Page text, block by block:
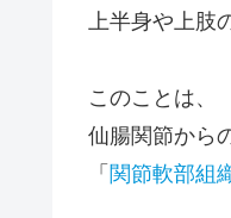
上半身や上肢
このことは、
仙腸関節から
「 関節軟部組